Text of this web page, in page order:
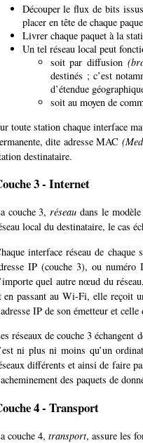
Découper le flux de bits
placer en tête de chaque
Livrer chaque paquet à la
Un tel réseau local peut
soit par diffusion
destinés ; c’est
d’étendue
soit au moyen de
toute station chaque interface
dite adresse MAC
destinataire.
3 - Internet
couche 3,réseau dans le
local du destinataire, le cas
interface réseau de
IP (couche 3), ou numéro
quel autre nœud du
en passant au Wi-Fi, elle reçoit
IP de son émetteur et
réseaux de couche 3 échangent
ni plus ni moins qu’un
différents et ainsi de faire
des paquets de
4 - Transport
couche 4, transport, assure les